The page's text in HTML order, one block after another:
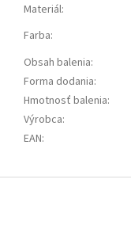
Materiál:
Farba:
Obsah balenia:
Forma dodania:
Hmotnosť balenia:
Výrobca:
EAN: